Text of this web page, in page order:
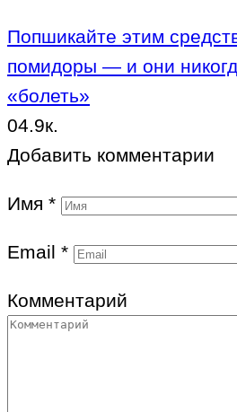
Попшикайте этим
помидоры — и они
«болеть»
04.9к.
Добавить комментарии
Имя *
Email *
Комментарий